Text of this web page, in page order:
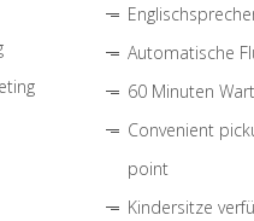
Automatische
60 Minuten
Convenient
point
Kindersitze